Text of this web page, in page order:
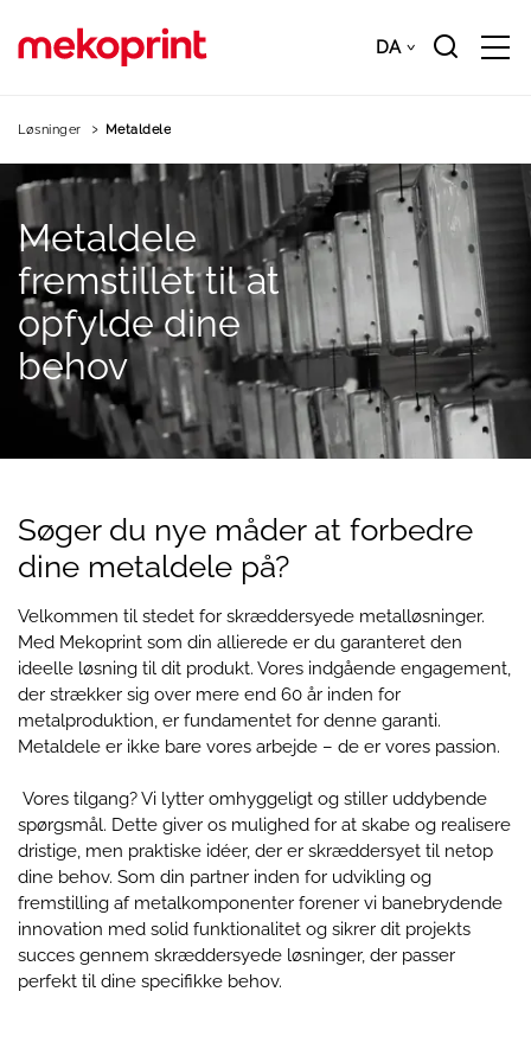
hovedindhold
Downloads DA
DA
Løsninger Metaldele
Metaldele
fremstillet til at
opfylde dine
behov
Søger du nye måder at forbedre
dine metaldele på?
Velkommen til stedet for skræddersyede metalløsninger.
Med Mekoprint som din allierede er du garanteret den
ideelle løsning til dit produkt. Vores indgående engagement,
der strækker sig over mere end 60 år inden for
metalproduktion, er fundamentet for denne garanti.
Metaldele er ikke bare vores arbejde – de er vores passion.
Vores tilgang? Vi lytter omhyggeligt og stiller uddybende
spørgsmål. Dette giver os mulighed for at skabe og realisere
dristige, men praktiske idéer, der er skræddersyet til netop
dine behov. Som din partner inden for udvikling og
fremstilling af metalkomponenter forener vi banebrydende
innovation med solid funktionalitet og sikrer dit projekts
succes gennem skræddersyede løsninger, der passer
perfekt til dine specifikke behov.